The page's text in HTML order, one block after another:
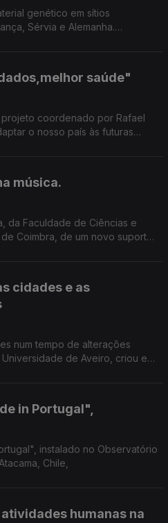
genético em sítios
Sérvia e Alemanha.
saúde"
coordenado por Rafael
o nosso país às futuras
música.
da Faculdade de Ciências e
Coimbra, de um novo suporte
cidades e as
num tempo de alterações
de Aveiro, criou e
in Portugal",
instalado no Observatório
Chile,
humanas na